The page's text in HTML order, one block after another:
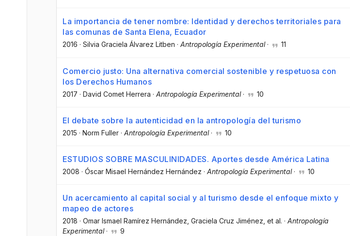
La importancia de tener nombre: Identidad y derechos territoriales para
las comunas de Santa Elena, Ecuador
2016 · Silvia Graciela Álvarez Litben · Antropología Experimental· 11
Comercio justo: Una alternativa comercial sostenible y respetuosa con
los Derechos Humanos
2017 · David Comet Herrera · Antropología Experimental· 10
El debate sobre la autenticidad en la antropología del turismo
2015 · Norm Fuller · Antropología Experimental· 10
ESTUDIOS SOBRE MASCULINIDADES. Aportes desde América Latina
2008 · Óscar Misael Hernández Hernández · Antropología Experimental· 10
Un acercamiento al capital social y al turismo desde el enfoque mixto y
mapeo de actores
2018 · Omar Ismael Ramírez Hernández , Graciela Cruz Jiménez , et al. · Antropología
Experimental· 9